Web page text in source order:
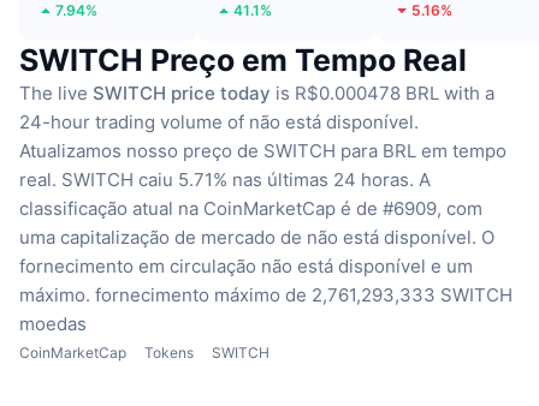
7.94% 41.1% 5.16%
SWITCH Preço em Tempo Real
The live SWITCH price today is R$0.000478 BRL with a
24-hour trading volume of não está disponível.
Atualizamos nosso preço de SWITCH para BRL em tempo
real. SWITCH caiu 5.71% nas últimas 24 horas. A
classificação atual na CoinMarketCap é de #6909, com
uma capitalização de mercado de não está disponível. O
fornecimento em circulação não está disponível e um
máximo. fornecimento máximo de 2,761,293,333 SWITCH
moedas
CoinMarketCap Tokens SWITCH